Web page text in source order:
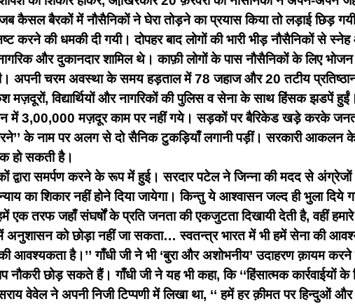
कैसल बैरकों में नौसैनिकों ने घेरा तोड़ने का प्रयास किया तो लड़ाई छिड़
करने की धमकी दी गयी। दोपहर बाद लोगों की भारी भीड़ नौसैनिकों से
और दुकानदार शामिल थे। काफ़ी लोगों के पास नौसैनिकों के लिए
चरम अवस्था के समय हड़ताल में 78 जहाज और 20 तटीय प्रतिष्ठान
मज़दूरों, विद्यार्थियों और नागरिकों की पुलिस व सेना के साथ हिंसक झडपें
में 3,00,000 मज़दूर काम पर नहीं गये। सड़कों पर बैरिकेड खड़े करके
के नाम पर अलग से दो सैनिक टुकड़ियाँ लगानी पड़ीं। सरकारी
हो सकती है।
द्वारा समर्पण करने के रूप में हुई। सरदार पटेल ने जिन्ना की मदद से
का शिकार नहीं होने दिया जायेगा। किन्तु ये आश्वासन जल्द ही भुला दिये
तरफ जहाँ संघर्षों के प्रति जनता की एकजुटता दिखायी देती है, वहीं
अनुशासन को छोड़ा नहीं जा सकता… स्वतन्त्र भारत में भी हमें सेना की
है।’’ गाँधी जी ने भी ‘बुरा और अशोभनीय’ उदाहरण क़ायम करने के
नौकरी छोड़ सकते हैं। गाँधी जी ने यह भी कहा, कि ‘‘हिंसात्मक
वेवेल ने अपनी निजी टिप्पणी में लिखा था, ‘‘ हमें हर क़ीमत पर हिन्दुओं